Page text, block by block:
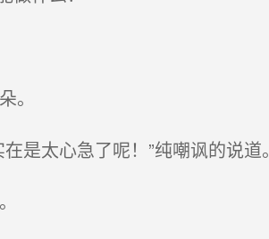
。
是太心急了呢！”纯嘲讽的说道。